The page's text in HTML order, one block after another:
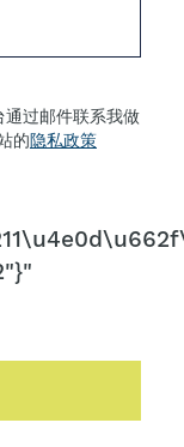
过邮件联系我做
的隐私政策